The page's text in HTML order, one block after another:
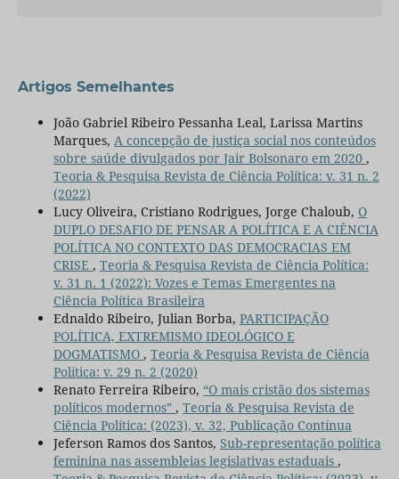
Artigos Semelhantes
João Gabriel Ribeiro Pessanha Leal, Larissa Martins
Marques, A concepção de justiça social nos conteúdos
sobre saúde divulgados por Jair Bolsonaro em 2020 ,
Teoria & Pesquisa Revista de Ciência Política: v. 31 n. 2
(2022)
Lucy Oliveira, Cristiano Rodrigues, Jorge Chaloub, O
DUPLO DESAFIO DE PENSAR A POLÍTICA E A CIÊNCIA
POLÍTICA NO CONTEXTO DAS DEMOCRACIAS EM
CRISE , Teoria & Pesquisa Revista de Ciência Política:
v. 31 n. 1 (2022): Vozes e Temas Emergentes na
Ciência Política Brasileira
Ednaldo Ribeiro, Julian Borba, PARTICIPAÇÃO
POLÍTICA, EXTREMISMO IDEOLÓGICO E
DOGMATISMO , Teoria & Pesquisa Revista de Ciência
Política: v. 29 n. 2 (2020)
Renato Ferreira Ribeiro, “O mais cristão dos sistemas
políticos modernos” , Teoria & Pesquisa Revista de
Ciência Política: (2023), v. 32, Publicação Contínua
Jeferson Ramos dos Santos, Sub-representação política
feminina nas assembleias legislativas estaduais ,